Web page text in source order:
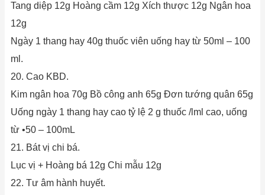
Tang diệp 12g Hoàng cầm 12g Xích thược 12g Ngân hoa
12g
Ngày 1 thang hay 40g thuốc viên uống hay từ 50ml – 100
ml.
20. Cao KBD.
Kim ngân hoa 70g Bồ công anh 65g Đơn tướng quân 65g
Uống ngày 1 thang hay cao tỷ lệ 2 g thuốc /lml cao, uống
từ •50 – 100mL
21. Bát vị chi bá.
Lục vị + Hoàng bá 12g Chi mẫu 12g
22. Tư âm hành huyết.